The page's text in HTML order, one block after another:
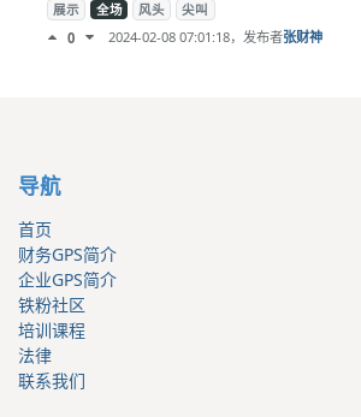
展示 全场 风头 尖叫
0 2024-02-08 07:01:18，发布者张财神
导航
首页
财务GPS简介
企业GPS简介
铁粉社区
培训课程
法律
联系我们